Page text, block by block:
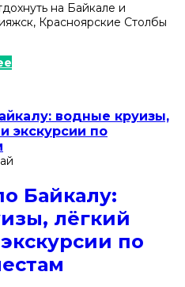
на Байкале и
Красноярские Столбы
Байкалу:
лёгкий
по